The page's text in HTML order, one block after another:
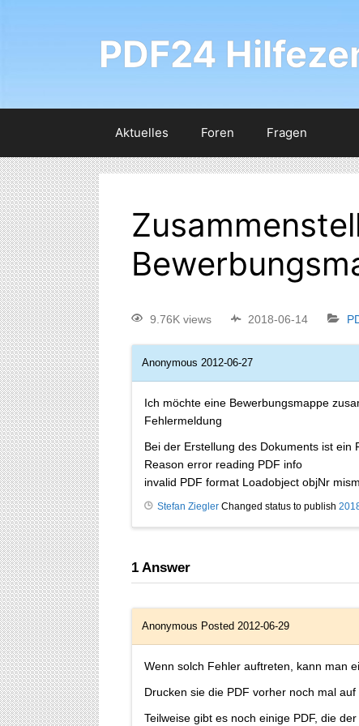
PDF24
Aktuelles Foren Fragen
9.76K views 2018-06-14
Anonymous 2012-06-27
Ich möchte eine Bewerbungsmappe
Fehlermeldung
Bei der Erstellung des Dokuments ist ein
Reason error reading PDF info
invalid PDF format Loadobject objNr
Stefan Ziegler Changed status to publish
1 Answer
Anonymous Posted 2012-06-29
Wenn solch Fehler auftreten, kann man
Drucken sie die PDF vorher noch mal
Teilweise gibt es noch einige PDF, die